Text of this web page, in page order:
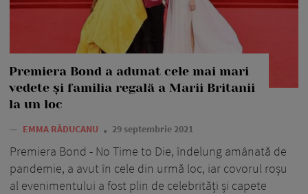
Premiera Bond a adunat cele mai mari
vedete și familia regală a Marii Britanii
la un loc
— EMMA RĂDUCANU 29 septembrie 2021
Premiera Bond - No Time to Die, îndelung amânată de
pandemie, a avut în cele din urmă loc, iar covorul roșu
al evenimentului a fost plin de celebrități și capete